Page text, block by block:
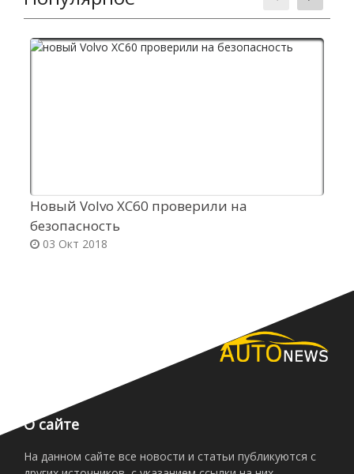
Новый Volvo XC60 проверили на
безопасность
03 Окт 2018
О сайте
На данном сайте все новости и статьи публикуются с